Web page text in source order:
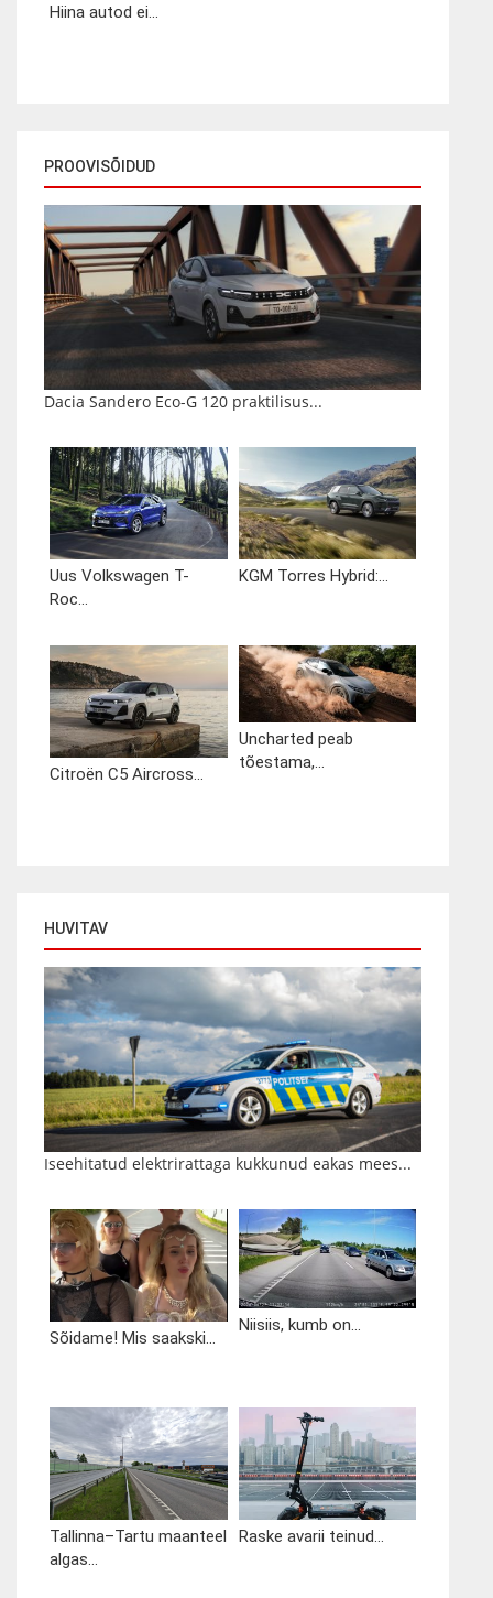
Hiina autod ei...
PROOVISÕIDUD
Dacia Sandero Eco-G 120 praktilisus...
Uus Volkswagen T-
Roc...
KGM Torres Hybrid:...
Citroën C5 Aircross...
Uncharted peab
tõestama,...
HUVITAV
Iseehitatud elektrirattaga kukkunud eakas mees...
Sõidame! Mis saakski...
Niisiis, kumb on...
Tallinna–Tartu maanteel
algas...
Raske avarii teinud...